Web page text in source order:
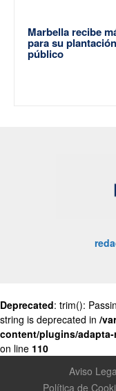
Marbella recibe
para su
público
Deprecated: trim():
string is deprecated in /
content/plugins/
on line 110
Aviso
Política de